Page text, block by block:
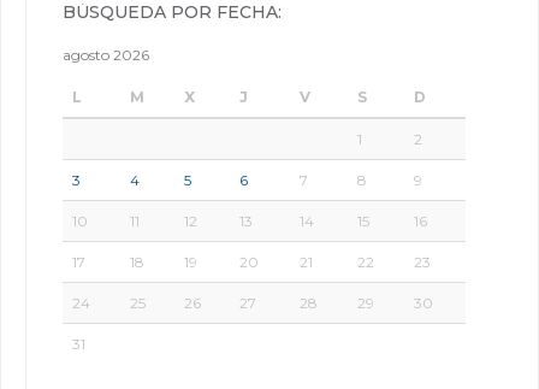
BÚSQUEDA POR FECHA:
agosto 2026
L M X J V S D
1 2
3 4 5 6 7 8 9
10 11 12 13 14 15 16
17 18 19 20 21 22 23
24 25 26 27 28 29 30
31